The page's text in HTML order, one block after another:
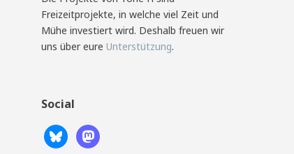
Freizeitprojekte, in welche viel Zeit und
Mühe investiert wird. Deshalb freuen wir
uns über eure Unterstützung.
Social